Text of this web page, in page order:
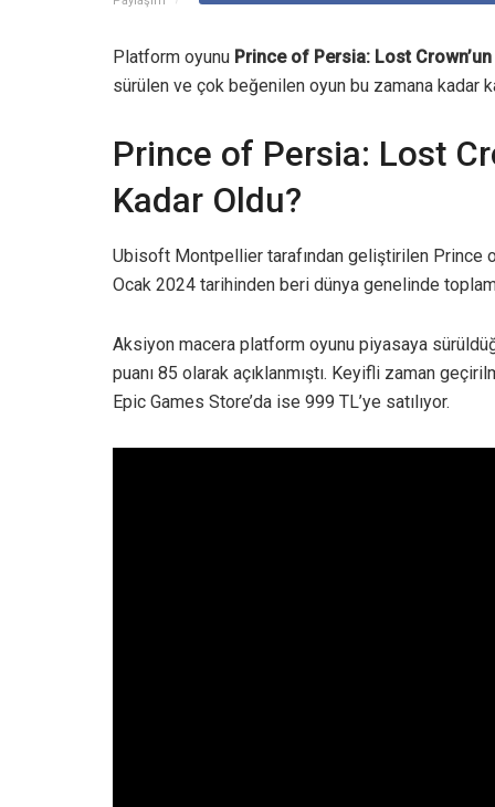
Platform oyunu Prince of Persia: Lost Crown’un
sürülen ve çok beğenilen oyun bu zamana kadar
Prince of Persia: Lost
Kadar Oldu?
Ubisoft Montpellier tarafından geliştirilen Prince
Ocak 2024 tarihinden beri dünya genelinde
Aksiyon macera platform oyunu piyasaya
puanı 85 olarak açıklanmıştı. Keyifli zaman
Epic Games Store’da ise 999 TL’ye satılıyor.